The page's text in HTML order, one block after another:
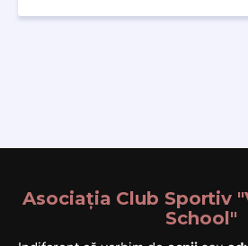
Asociația Club Sportiv
School"